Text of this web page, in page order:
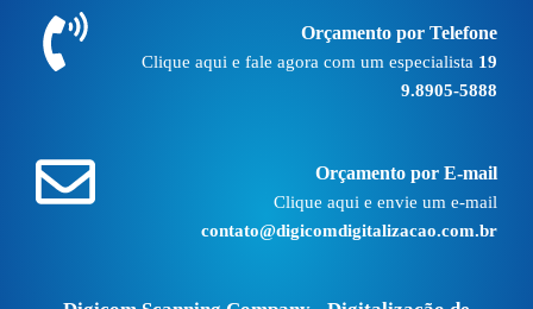
Orçamento por Telefone
Clique aqui e fale agora com um especialista 19
9.8905-5888
Orçamento por E-mail
Clique aqui e envie um e-mail
contato@digicomdigitalizacao.com.br